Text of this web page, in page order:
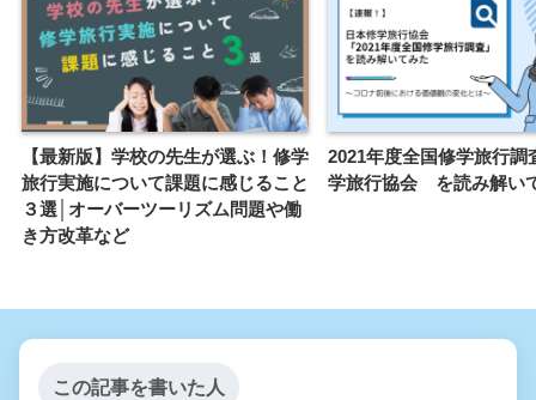
【最新版】学校の先生が選ぶ！修学
旅行実施について課題に感じること
３選│オーバーツーリズム問題や働
き方改革など
2021年度全国修学旅行調
学旅行協会 を読み解い
この記事を書いた人